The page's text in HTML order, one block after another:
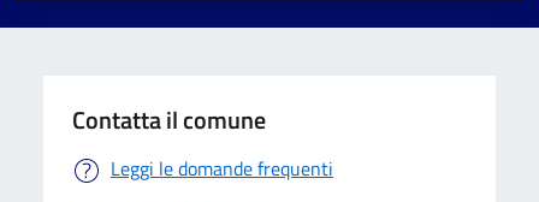
Contatta il comune
Leggi le domande frequenti